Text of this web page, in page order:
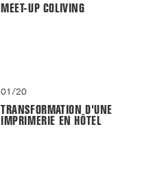
MEET-UP COLIVING
01/20
TRANSFORMATION D'UNE
IMPRIMERIE EN HÔTEL